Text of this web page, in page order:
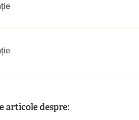
articole despre: